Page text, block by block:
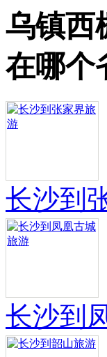
乌镇西
在哪个
长沙到
长沙到